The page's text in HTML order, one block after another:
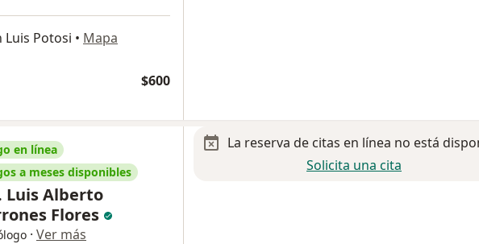
Luis Potosi • Mapa
$600
en línea
a meses disponibles
Luis Alberto
Flores
· Ver más
La reserva de citas en línea no está
Solicita una cita